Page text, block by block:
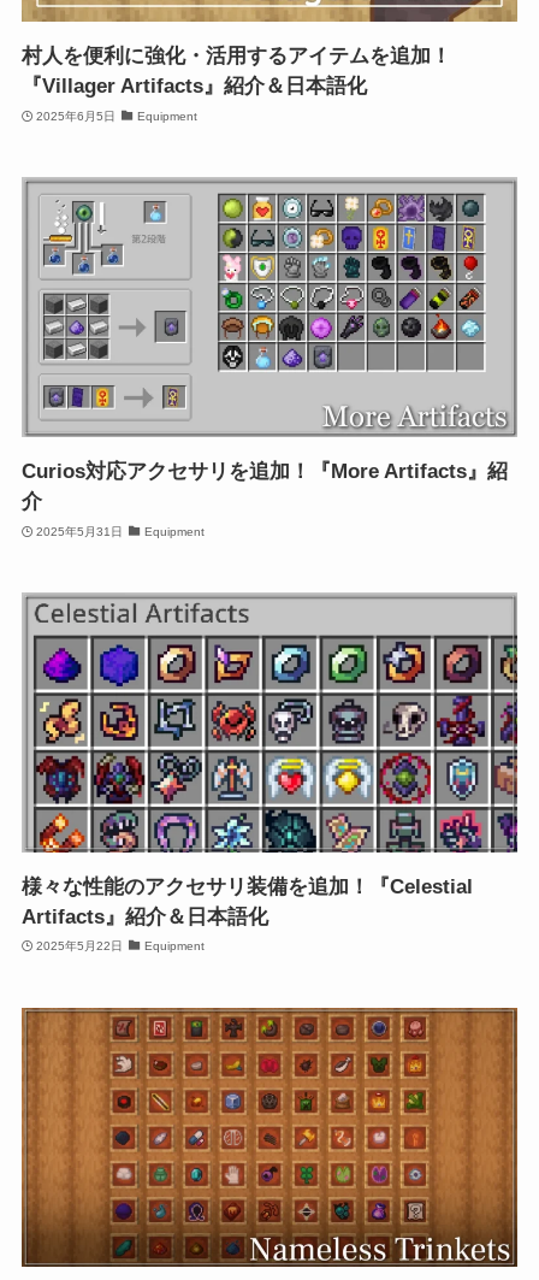
村人を便利に強化・活用するアイテムを追加！
『Villager Artifacts』紹介＆日本語化
2025年6月5日 Equipment
Curios対応アクセサリを追加！『More Artifacts』紹
介
2025年5月31日 Equipment
様々な性能のアクセサリ装備を追加！『Celestial
Artifacts』紹介＆日本語化
2025年5月22日 Equipment